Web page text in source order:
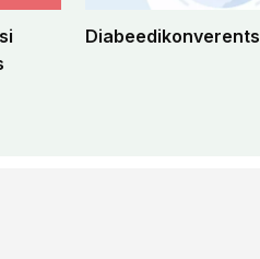
Diabeedikonverents